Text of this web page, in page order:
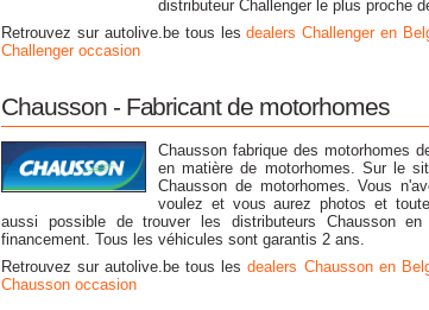
distributeur Challenger le plus proche
Retrouvez sur autolive.be tous lesdealers Challenger en
Challenger occasion
Chausson - Fabricant de motorhomes
Chausson fabrique des motorhomes
en matière de motorhomes. Sur le
Chausson de motorhomes. Vous
voulez et vous aurez photos et
aussi possible de trouver les distributeurs Chausson
financement. Tous les véhicules sont garantis 2 ans.
Retrouvez sur autolive.be tous lesdealers Chausson en
Chausson occasion